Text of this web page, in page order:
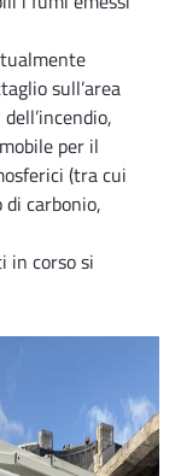
sull’area
per il
(tra cui
carbonio,
in corso si